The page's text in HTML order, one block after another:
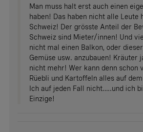
Man muss halt erst auch einen
haben! Das haben nicht alle Leute
Schweiz! Der grösste Anteil der
Schweiz sind Mieter/innen! Und
nicht mal einen Balkon, oder
Gemüse usw. anzubauen! Kräuter
nicht mehr! Wer kann denn schon
Rüebli und Kartoffeln alles auf
Ich auf jeden Fall nicht…..und ich
Einzige!